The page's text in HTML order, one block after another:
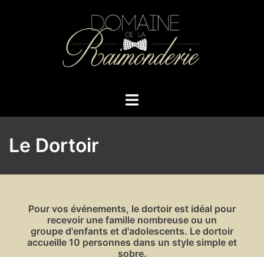
Ouvrir/fermer
Le Dortoir
Pour vos événements, le dortoir est idéal pour
recevoir une famille nombreuse ou un
groupe d'enfants et d'adolescents. Le dortoir
accueille 10 personnes dans un style simple et
sobre.